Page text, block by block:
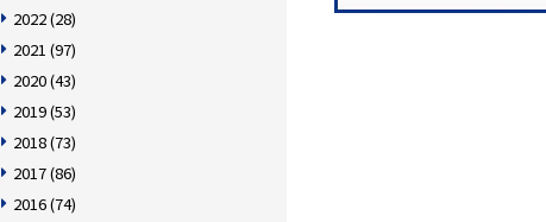
2022(28)
2021 (97)
2020(43)
2019(53)
2018(73)
2017(86)
2016(74)